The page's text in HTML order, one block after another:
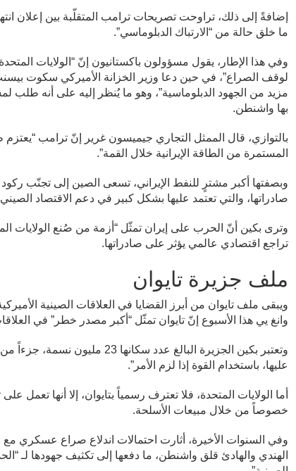
إضافةً إلى ذلك، تراوحت تصريحات ترامب المتقلّبة بين إعلان
ما خلق حالة من “الارتباك الدبلوماسي”.
وفي هذا الإطار، يقول مسؤولون باكستانيون إنّ “الولايات
لوقف الصراع”، في حين دعا وزير الخزانة الأميركي سكوت
مزيد من الجهود الدبلوماسية”، وهو ما يُنظر إليه على أنه
بها واشنطن.
بالتوازي، قال الممثل التجاري جيميسون غرير إنّ ترامب
المستمرة من الطاقة الإيرانية خلال القمة”.
وبصفتها أكبر مشترٍ للنفط الإيراني، تسعى الصين إلى تجنّب
صادراتها، والتي تعتمد عليها بشكل كبير في دعم الاقتصاد
وترى بكين أنّ الحرب على إيران تمثّل “أزمة من صُنع الولايات
تراجع اقتصادي عالمي يؤثر على صادراتها.
ملف جزيرة تايوان
ويبقى ملف تايوان من أبرز القضايا في العلاقات الصينية
وانغ يي هذا الأسبوع إنّ تايوان تمثّل “أكبر مصدر خطر” في
وتعتبر بكين الجزيرة البالغ عدد
عليها، باستخدام القوة إذا لزم الأمر”.
أما الولايات المتحدة، فلا تعترف رسمياً بتايوان، إلا أنها تعمل
خصوصاً من خلال مبيعات الأسلحة.
وفي السنوات الأخيرة، أثارت احتمالات اندلاع صراع عسكري
الهندي والهادئ قلق واشنطن، ما دفعها إلى تكثيف جهودها لـ